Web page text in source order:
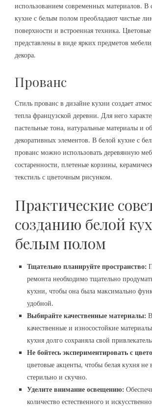
использованием современных материалов. В
кухне с белым полом преобладают чистые
поверхности и встроенная техника.
представлены в виде ярких предметов
декора.
Прованс
Стиль прованс в дизайне кухни создает
тепла французской деревни. Для него
пастельные тона, натуральные материалы и
декоративных элементов. В белой кухне с
прованс можно использовать деревянную
состаренности, плетеные корзины,
текстиль с цветочным рисунком.
Практические
созданию белой
белым полом
Тщательно планируйте пространство:
ремонта необходимо тщательно
кухни, чтобы она была максимально
удобной.
Выбирайте качественные материалы:
качественные и износостойкие
кухня долго сохраняла свой
Не бойтесь экспериментировать с
цветовые акценты, чтобы белая кухня не
стерильно и скучно.
Уделите внимание освещению:
количество естественного и